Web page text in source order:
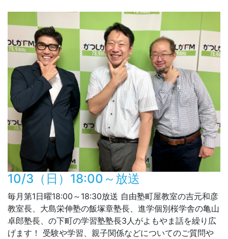
10/3（日）18:00～放送
毎月第1日曜18:00～18:30放送 自由塾町屋教室の吉元和彦
教室長、大島栄伸塾の飯塚章塾長、進学個別桜学舎の亀山
卓郎塾長、の下町の学習塾塾長3人がよもやま話を繰り広
げます！ 受験や学習、親子関係などについてのご質問や